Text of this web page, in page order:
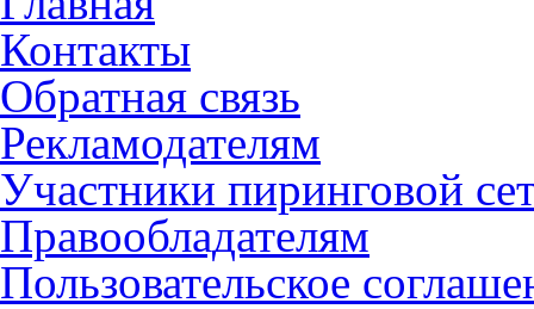
Контакты
Обратная связь
Рекламодателям
Участники пиринговой
Правообладателям
Пользовательское